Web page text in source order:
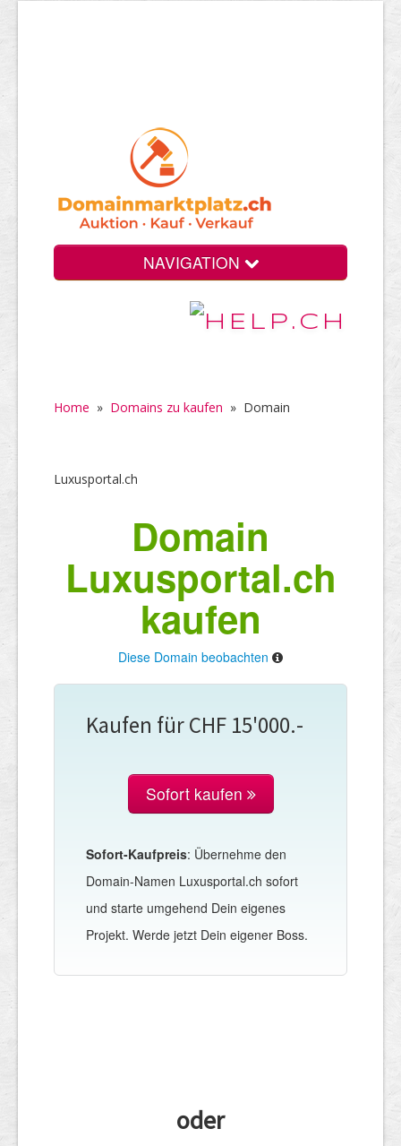
NAVIGATION
Home » Domains zu kaufen » Domain
Luxusportal.ch
Domain
Luxusportal.ch
kaufen
Diese Domain beobachten
Kaufen für CHF 15'000.-
Sofort kaufen
Sofort-Kaufpreis: Übernehme den
Domain-Namen Luxusportal.ch sofort
und starte umgehend Dein eigenes
Projekt. Werde jetzt Dein eigener Boss.
oder